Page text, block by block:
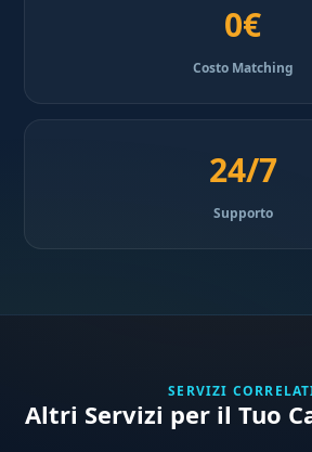
0€
Costo Matching
24/7
Supporto
SERVIZI
Altri Servizi per il Tuo